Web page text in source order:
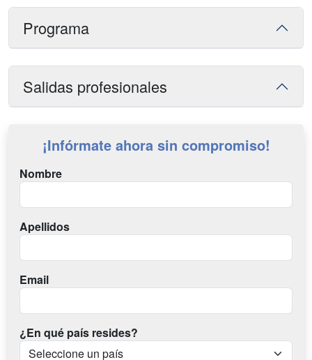
Programa
Salidas profesionales
¡Infórmate ahora sin compromiso!
Nombre
Apellidos
Email
¿En qué país resides?